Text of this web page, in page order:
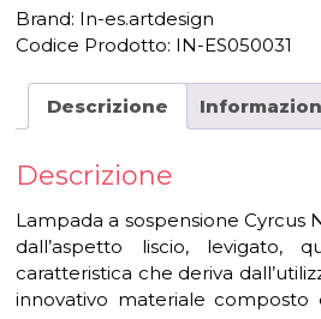
Brand: In-es.artdesign
Codice Prodotto: IN-ES050031
Descrizione
Descrizione
Lampada a sospensione Cyrcus
dall’aspetto liscio, levigato,
caratteristica che deriva
innovativo materiale